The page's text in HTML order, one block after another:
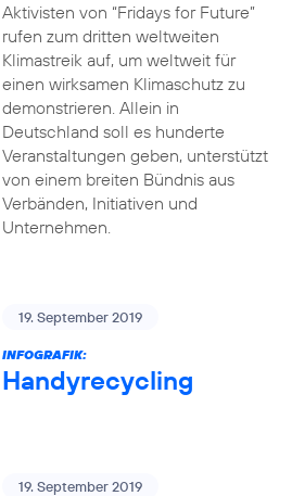
Aktivisten von “Fridays for Future”
rufen zum dritten weltweiten
Klimastreik auf, um weltweit für
einen wirksamen Klimaschutz zu
demonstrieren. Allein in
Deutschland soll es hunderte
Veranstaltungen geben, unterstützt
von einem breiten Bündnis aus
Verbänden, Initiativen und
Unternehmen.
19. September 2019
INFOGRAFIK:
Handyrecycling
19. September 2019